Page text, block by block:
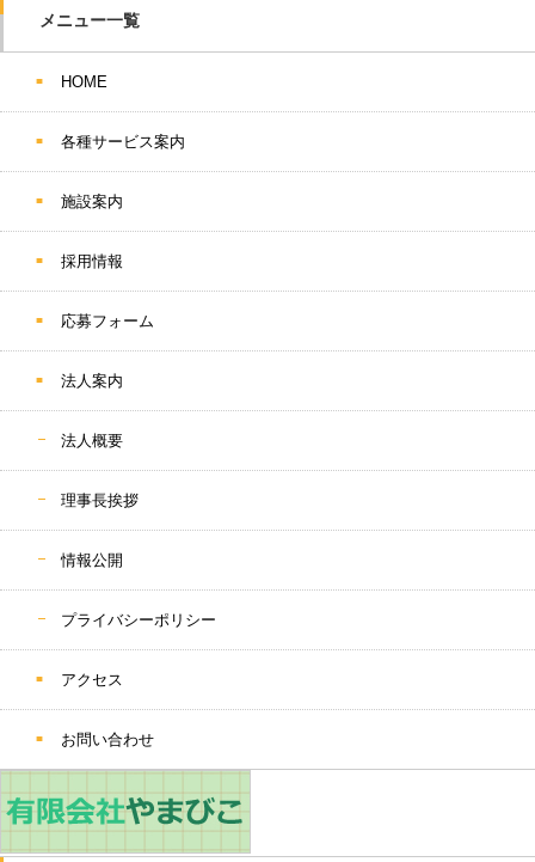
メニュー一覧
HOME
各種サービス案内
施設案内
採用情報
応募フォーム
法人案内
法人概要
理事長挨拶
情報公開
プライバシーポリシー
アクセス
お問い合わせ